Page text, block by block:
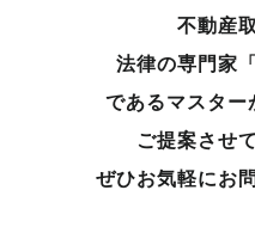
不動産
法律の専門家
であるマスター
ご提案させ
ぜひお気軽にお